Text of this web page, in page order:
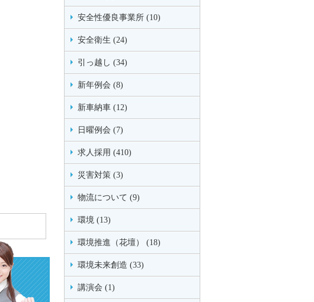
安全性優良事業所 (10)
安全衛生 (24)
引っ越し (34)
新年例会 (8)
新車納車 (12)
日曜例会 (7)
求人採用 (410)
災害対策 (3)
物流について (9)
環境 (13)
環境推進（花壇） (18)
環境未来創造 (33)
講演会 (1)